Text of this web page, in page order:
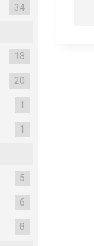
34
18
20
1
1
5
6
8